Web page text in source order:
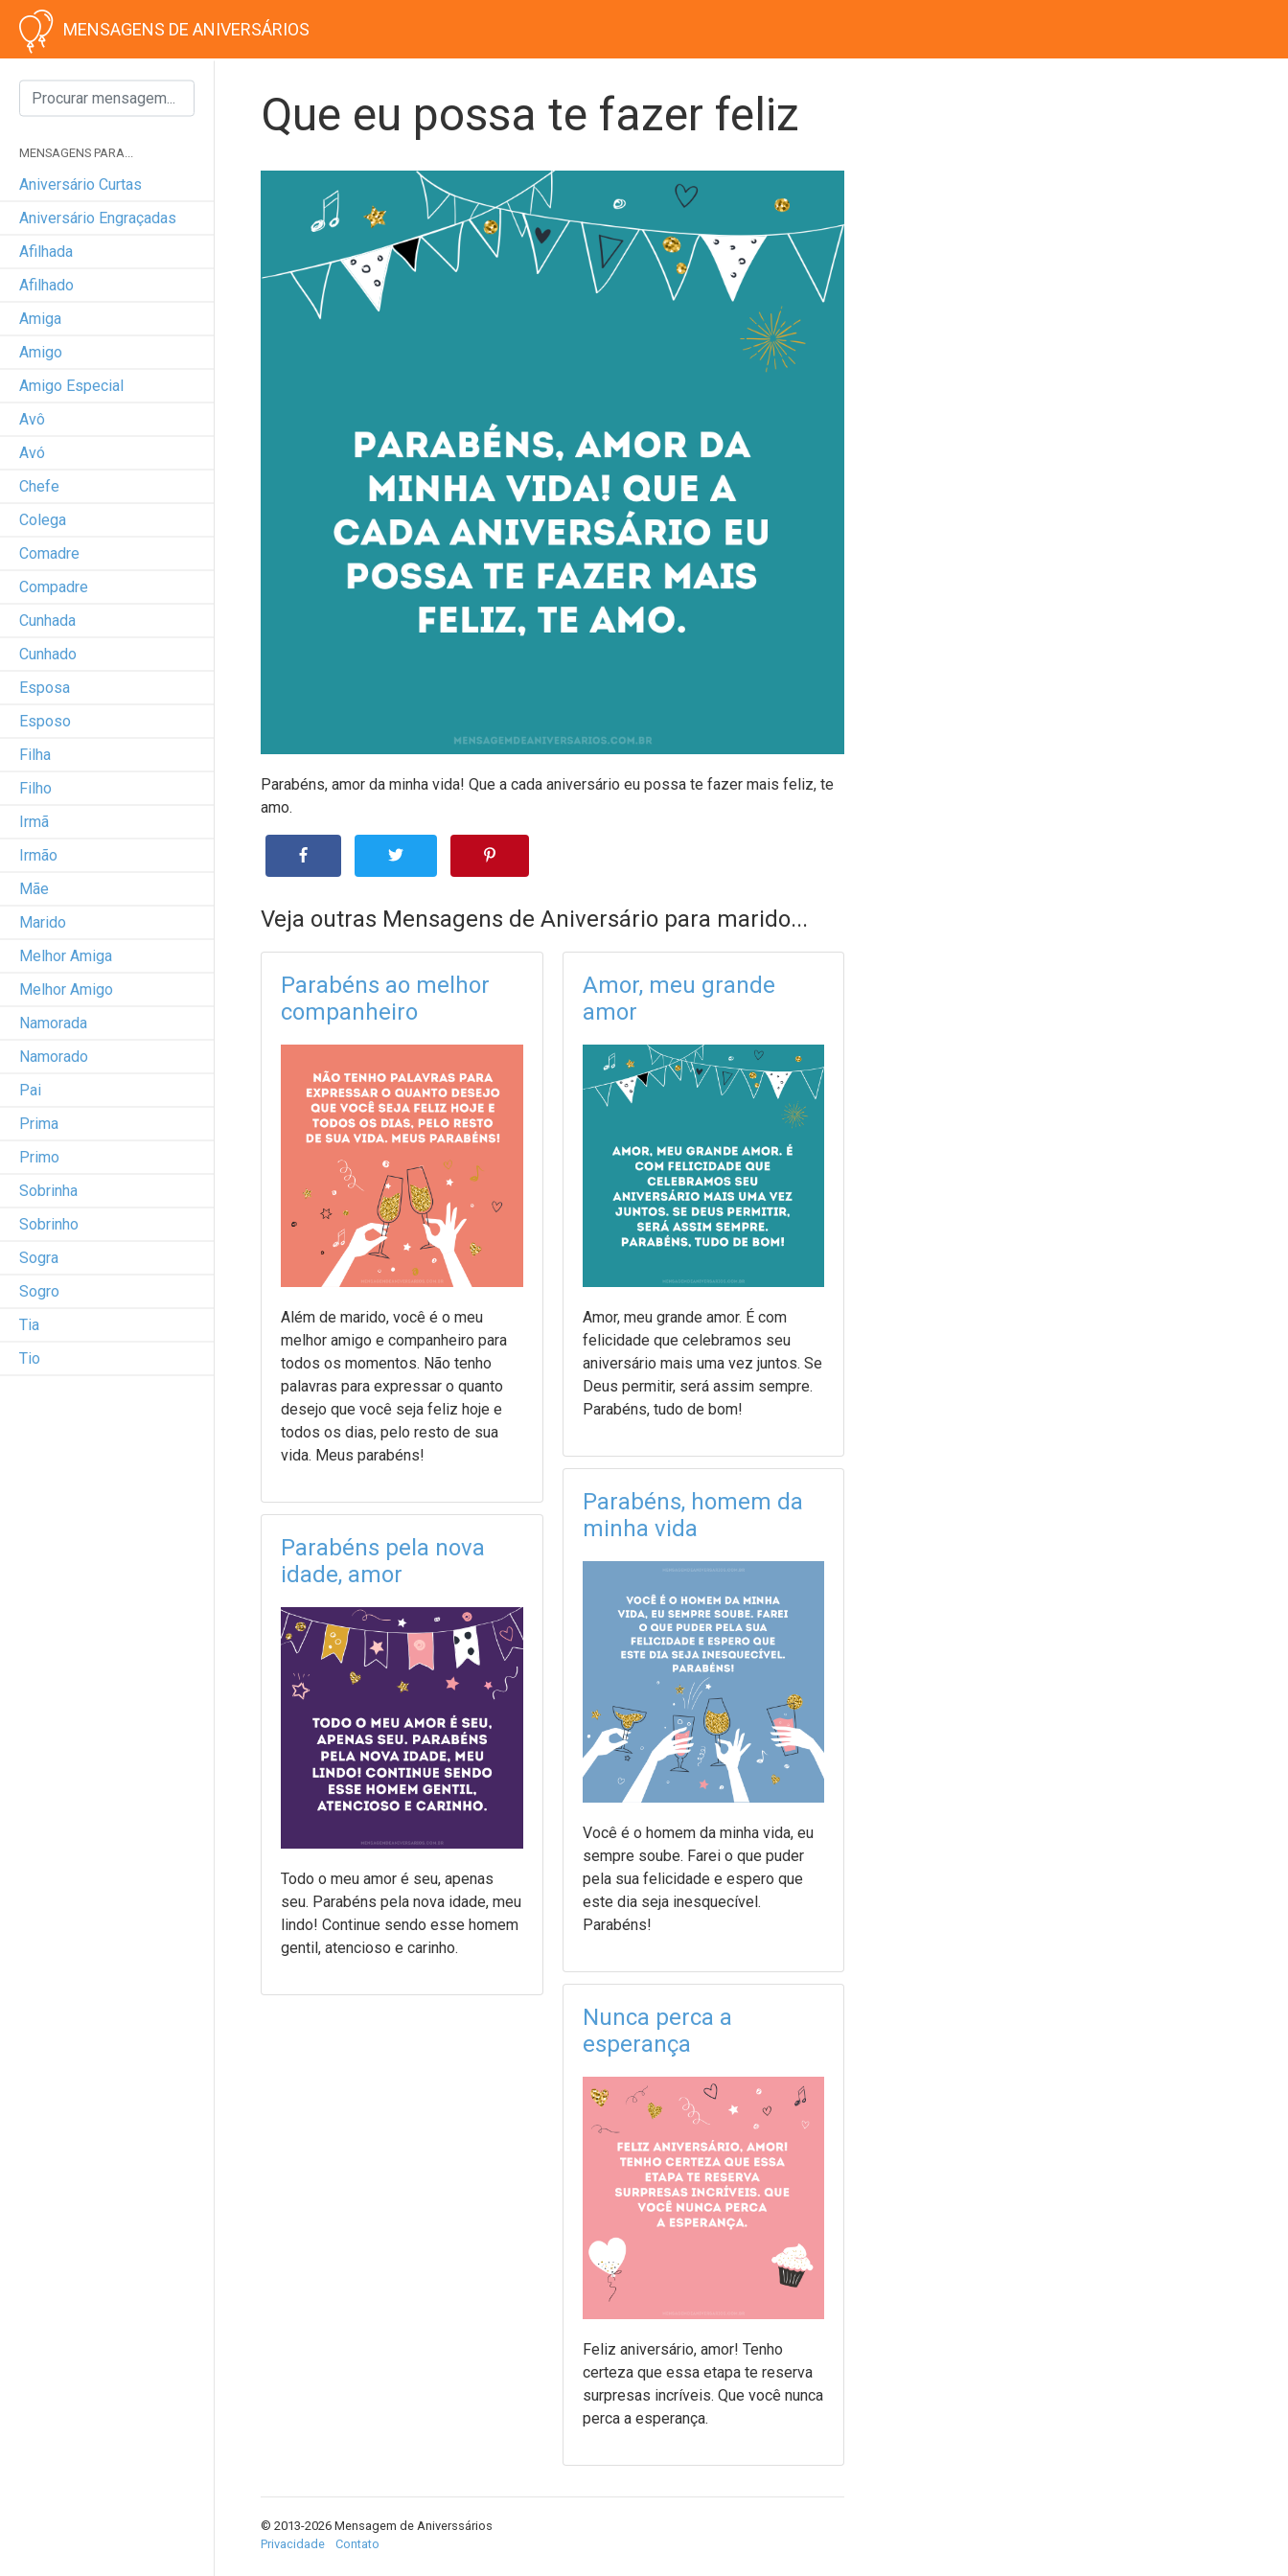
MENSAGENS DE ANIVERSÁRIOS
MENSAGENS PARA...
Aniversário Curtas
Aniversário Engraçadas
Afilhada
Afilhado
Amiga
Amigo
Amigo Especial
Avô
Avó
Chefe
Colega
Comadre
Compadre
Cunhada
Cunhado
Esposa
Esposo
Filha
Filho
Irmã
Irmão
Mãe
Marido
Melhor Amiga
Melhor Amigo
Namorada
Namorado
Pai
Prima
Primo
Sobrinha
Sobrinho
Sogra
Sogro
Tia
Tio
Que eu possa te fazer feliz
Parabéns, amor da minha vida! Que a cada aniversário eu possa te fazer mais feliz, te
amo.
Veja outras Mensagens de Aniversário para marido...
Parabéns ao melhor
companheiro
Além de marido, você é o meu
melhor amigo e companheiro para
todos os momentos. Não tenho
palavras para expressar o quanto
desejo que você seja feliz hoje e
todos os dias, pelo resto de sua
vida. Meus parabéns!
Parabéns pela nova
idade, amor
Todo o meu amor é seu, apenas
seu. Parabéns pela nova idade, meu
lindo! Continue sendo esse homem
gentil, atencioso e carinho.
Amor, meu grande
amor
Amor, meu grande amor. É com
felicidade que celebramos seu
aniversário mais uma vez juntos. Se
Deus permitir, será assim sempre.
Parabéns, tudo de bom!
Parabéns, homem da
minha vida
Você é o homem da minha vida, eu
sempre soube. Farei o que puder
pela sua felicidade e espero que
este dia seja inesquecível.
Parabéns!
Nunca perca a
esperança
Feliz aniversário, amor! Tenho
certeza que essa etapa te reserva
surpresas incríveis. Que você nunca
perca a esperança.
© 2013-2026 Mensagem de Aniverssários
Privacidade
Contato